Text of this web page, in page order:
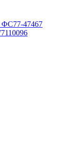
ФС77-47467